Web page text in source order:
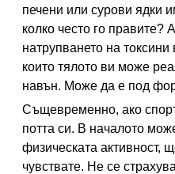
печени или сурови ядки
колко често го правите?
натрупването на токсини
които тялото ви може
навън. Може да е под
Същевременно, ако
потта си. В началото
физическата активност,
чувствате. Не се